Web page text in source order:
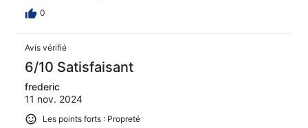
0
Avis vérifié
6/10 Satisfaisant
frederic
11 nov. 2024
Les points forts : Propreté